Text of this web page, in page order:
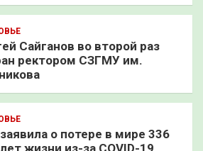
Сайганов во второй раз
ректором СЗГМУ им.
о потере в мире 336